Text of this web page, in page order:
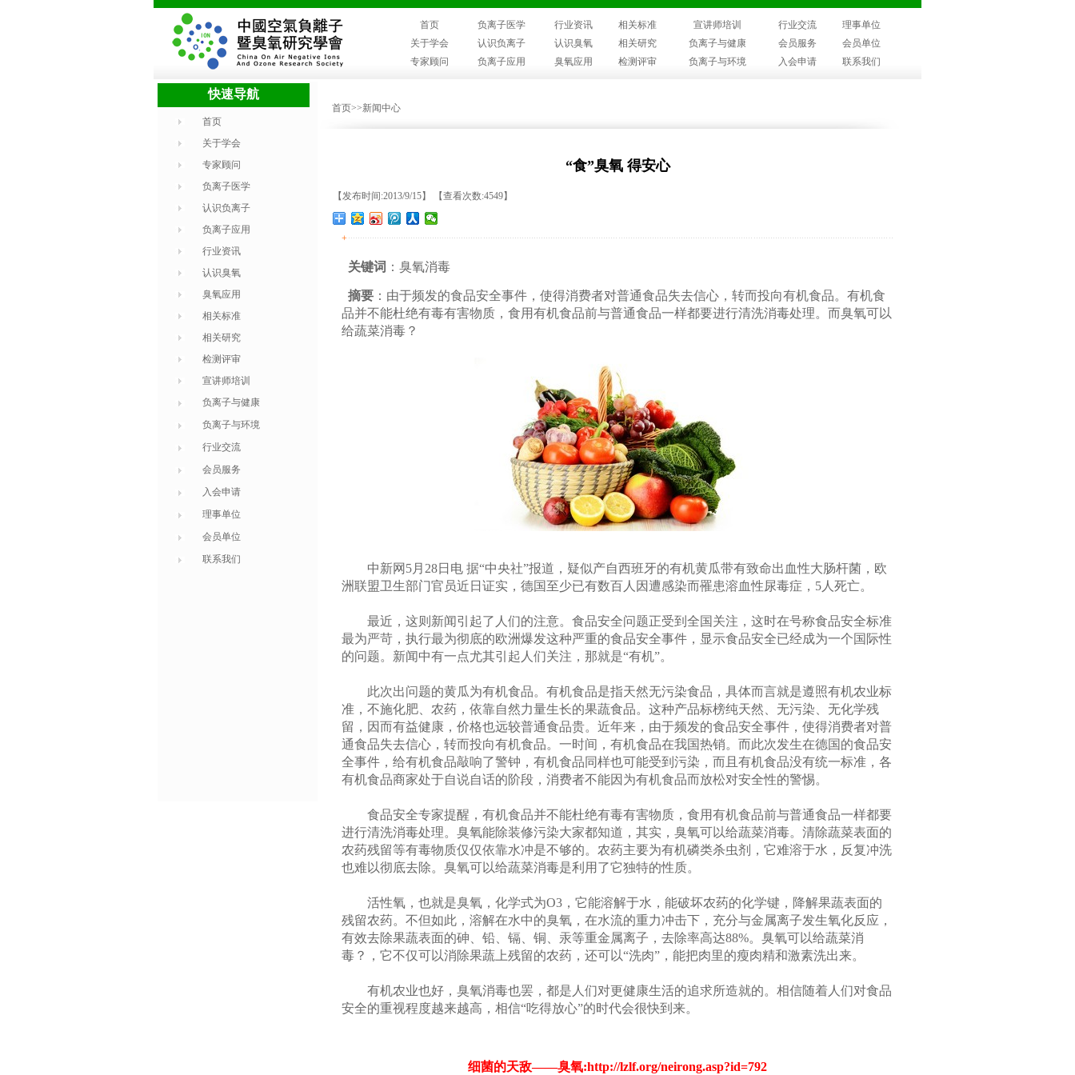
首页 负离子医学 行业资讯 相关标准 宣讲师培训 行业交流
理事单位
关于学会
认识负离子 认识臭氧 相关研究 负离子与健康 会员服务
会员单位
专家顾问
负离子应用 臭氧应用 检测评审 负离子与环境 入会申请 联系我们
快速导航
首页
关于学会
专家顾问
负离子医学
认识负离子
负离子应用
行业资讯
认识臭氧
臭氧应用
相关标准
相关研究
检测评审
宣讲师培训
负离子与健康
负离子与环境
行业交流
会员服务
入会申请
理事单位
会员单位
联系我们
首页>>新闻中心
“食”臭氧 得安心
【发布时间:2013/9/15】 【查看次数:4549】
+
关键词 ：臭氧消毒
摘要 ：由于频发的食品安全事件，使得消费者对普通食品失去信心，转而投向有机食品。有机食
品并不能杜绝有毒有害物质，食用有机食品前与普通食品一样都要进行清洗消毒处理。而臭氧可以
给蔬菜消毒？
中新网5月28日电 据“中央社”报道，疑似产自西班牙的有机黄瓜带有致命出血性大肠杆菌，欧
洲联盟卫生部门官员近日证实，德国至少已有数百人因遭感染而罹患溶血性尿毒症，5人死亡。
最近，这则新闻引起了人们的注意。食品安全问题正受到全国关注，这时在号称食品安全标准
最为严苛，执行最为彻底的欧洲爆发这种严重的食品安全事件，显示食品安全已经成为一个国际性
的问题。新闻中有一点尤其引起人们关注，那就是“有机”。
此次出问题的黄瓜为有机食品。有机食品是指天然无污染食品，具体而言就是遵照有机农业标
准，不施化肥、农药，依靠自然力量生长的果蔬食品。这种产品标榜纯天然、无污染、无化学残
留，因而有益健康，价格也远较普通食品贵。近年来，由于频发的食品安全事件，使得消费者对普
通食品失去信心，转而投向有机食品。一时间，有机食品在我国热销。而此次发生在德国的食品安
全事件，给有机食品敲响了警钟，有机食品同样也可能受到污染，而且有机食品没有统一标准，各
有机食品商家处于自说自话的阶段，消费者不能因为有机食品而放松对安全性的警惕。
食品安全专家提醒，有机食品并不能杜绝有毒有害物质，食用有机食品前与普通食品一样都要
进行清洗消毒处理。臭氧能除装修污染大家都知道，其实，臭氧可以给蔬菜消毒。清除蔬菜表面的
农药残留等有毒物质仅仅依靠水冲是不够的。农药主要为有机磷类杀虫剂，它难溶于水，反复冲洗
也难以彻底去除。臭氧可以给蔬菜消毒是利用了它独特的性质。
活性氧，也就是臭氧，化学式为O3，它能溶解于水，能破坏农药的化学键，降解果蔬表面的
残留农药。不但如此，溶解在水中的臭氧，在水流的重力冲击下，充分与金属离子发生氧化反应，
有效去除果蔬表面的砷、铅、镉、铜、汞等重金属离子，去除率高达88%。臭氧可以给蔬菜消
毒？，它不仅可以消除果蔬上残留的农药，还可以“洗肉”，能把肉里的瘦肉精和激素洗出来。
有机农业也好， 臭氧消毒也罢，都是人们对更健康生活的追求所造就的。相信随着人们对食品
安全的重视程度越来越高，相信“吃得放心”的时代会很快到来。
细菌的天敌——臭氧:http://lzlf.org/neirong.asp?id=792